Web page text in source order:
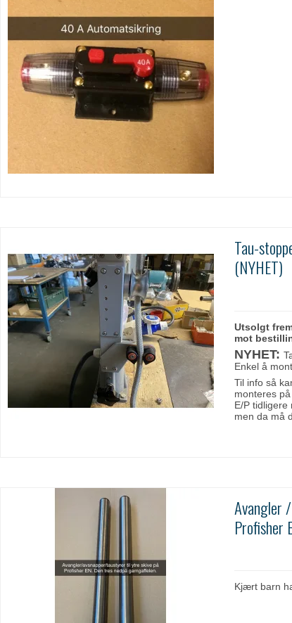
Tau-
(NYHET)
Utsolgt
mot
NYHET:
Enkel å
Til info så
monteres
E/P tidligere
men da må
Avangler
Profisher
Kjært barn